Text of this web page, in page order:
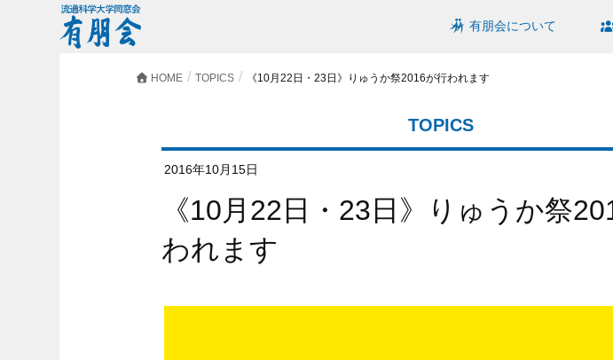
有朋会について
HOME TOPICS 《10月22日・23日》りゅうか祭2016が行われます
TOPICS
2016年10月15日
《10月22日・23日》りゅうか祭2016が行
われます